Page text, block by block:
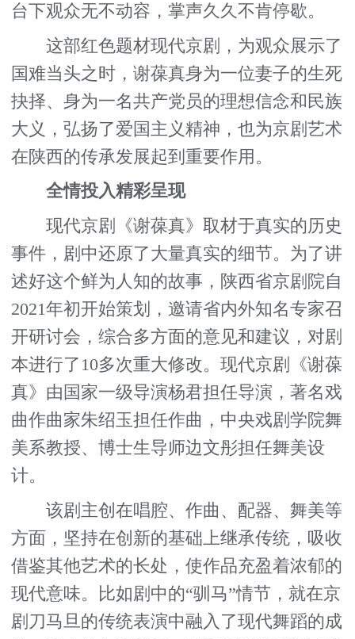
台下观众无不动容，掌声久久不肯停歇。
这部红色题材现代京剧，为观众展示了
国难当头之时，谢葆真身为一位妻子的生死
抉择、身为一名共产党员的理想信念和民族
大义，弘扬了爱国主义精神，也为京剧艺术
在陕西的传承发展起到重要作用。
全情投入精彩呈现
现代京剧《谢葆真》取材于真实的历史
事件，剧中还原了大量真实的细节。为了讲
述好这个鲜为人知的故事，陕西省京剧院自
2021年初开始策划，邀请省内外知名专家召
开研讨会，综合多方面的意见和建议，对剧
本进行了10多次重大修改。现代京剧《谢葆
真》由国家一级导演杨君担任导演，著名戏
曲作曲家朱绍玉担任作曲，中央戏剧学院舞
美系教授、博士生导师边文彤担任舞美设
计。
该剧主创在唱腔、作曲、配器、舞美等
方面，坚持在创新的基础上继承传统，吸收
借鉴其他艺术的长处，使作品充盈着浓郁的
现代意味。比如剧中的“驯马”情节，就在京
剧刀马旦的传统表演中融入了现代舞蹈的成